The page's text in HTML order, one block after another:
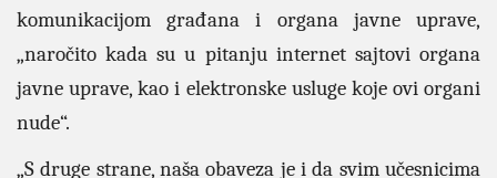
komunikacijom građana i organa javne uprave,
„naročito kada su u pitanju internet sajtovi organa
javne uprave, kao i elektronske usluge koje ovi organi
nude“.
„S druge strane, naša obaveza je i da svim učesnicima